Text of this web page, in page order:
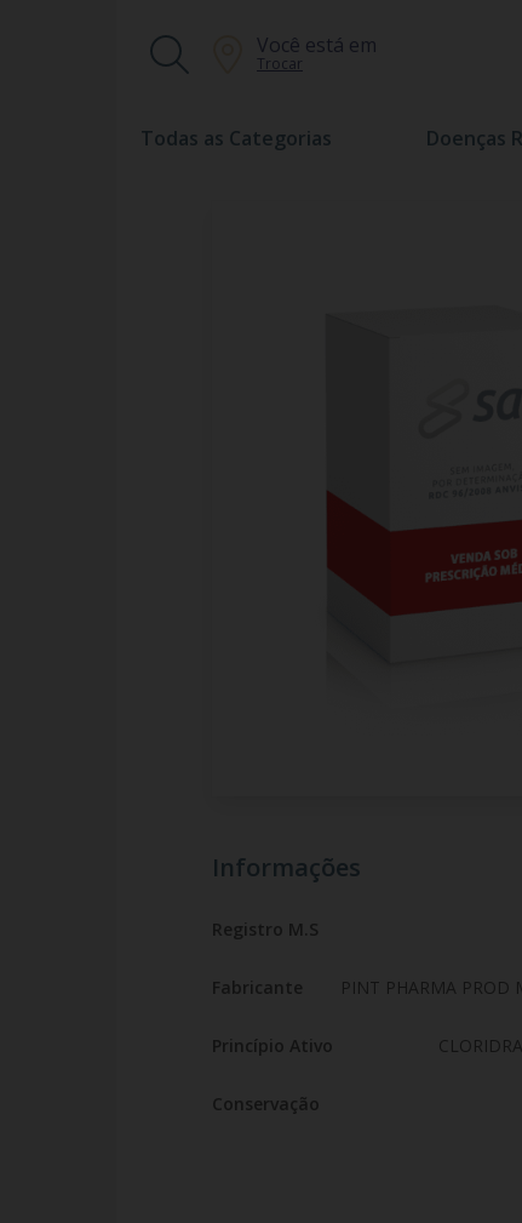
Você está em
Trocar
Todas as Categorias Doenças
Informações
Registro M.S
Fabricante PINT PHARMA PROD
Princípio Ativo
Conservação